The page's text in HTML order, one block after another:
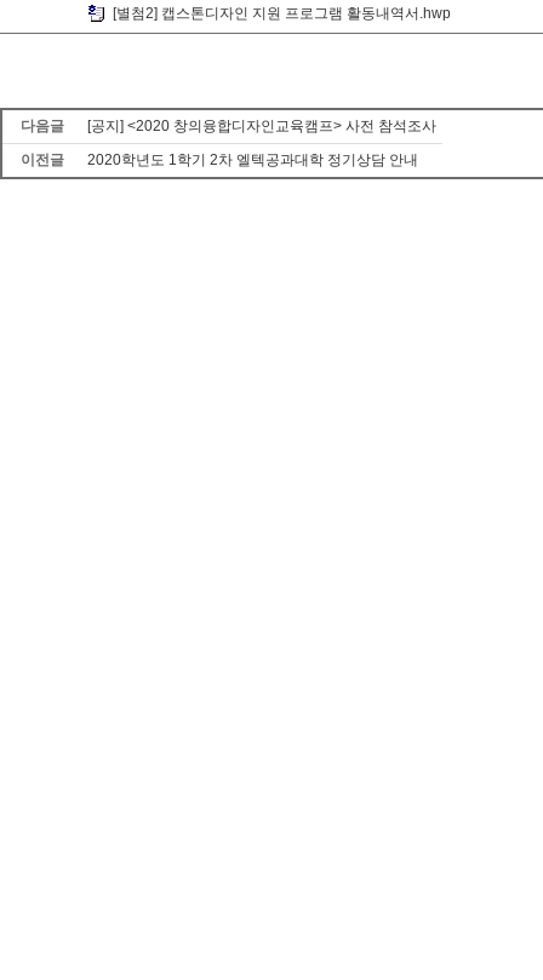
[별첨2] 캡스톤디자인 지원 프로그램 활동내역서.hwp
다음글
[공지] <2020 창의융합디자인교육캠프> 사전 참석조사
이전글
2020학년도 1학기 2차 엘텍공과대학 정기상담 안내